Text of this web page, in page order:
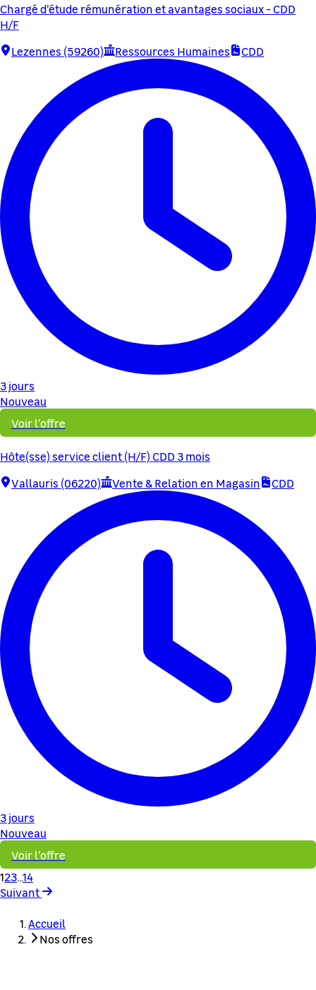
Chargé d'étude rémunération et avantages sociaux - CDD
H/F
Lezennes (59260)
Ressources Humaines CDD
3 jours
Nouveau
Voir l'offre
Hôte(sse) service client (H/F) CDD 3 mois
Vallauris (06220)
Vente & Relation en Magasin CDD
3 jours
Nouveau
Voir l'offre
123...14
Suivant
Accueil
Nos offres